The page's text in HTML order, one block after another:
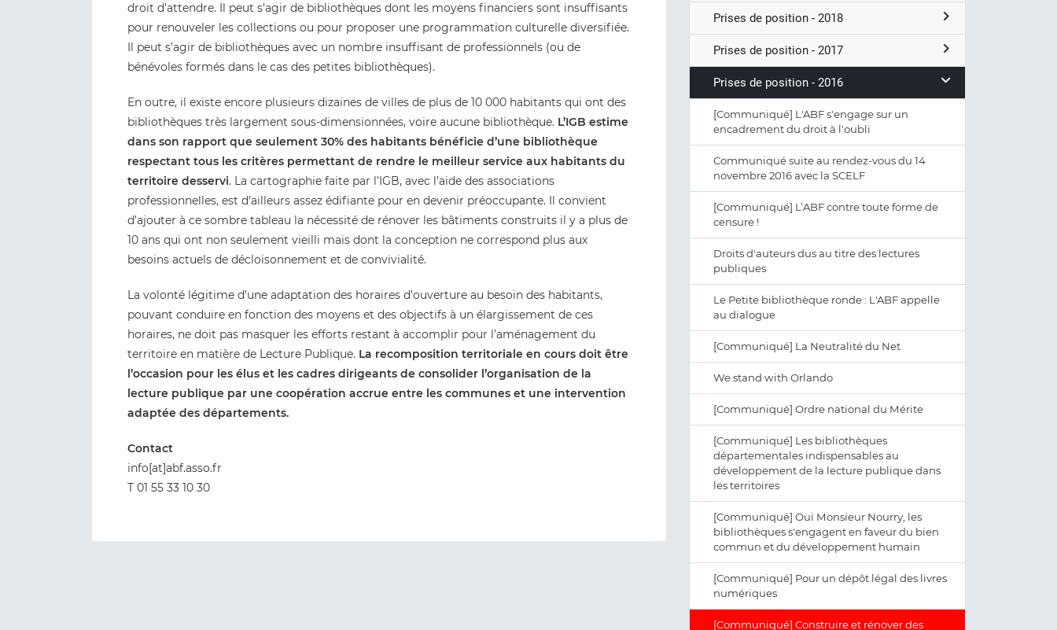
droit d’attendre. Il peut s’agir de bibliothèques dont les moyens financiers sont insuffisants
pour renouveler les collections ou pour proposer une programmation culturelle diversifiée.
Il peut s’agir de bibliothèques avec un nombre insuffisant de professionnels (ou de
bénévoles formés dans le cas des petites bibliothèques).
En outre, il existe encore plusieurs dizaines de villes de plus de 10 000 habitants qui ont des
bibliothèques très largement sous-dimensionnées, voire aucune bibliothèque. L’IGB estime
dans son rapport que seulement 30% des habitants bénéficie d’une bibliothèque
respectant tous les critères permettant de rendre le meilleur service aux habitants du
territoire desservi. La cartographie faite par l’IGB, avec l’aide des associations
professionnelles, est d’ailleurs assez édifiante pour en devenir préoccupante. Il convient
d’ajouter à ce sombre tableau la nécessité de rénover les bâtiments construits il y a plus de
10 ans qui ont non seulement vieilli mais dont la conception ne correspond plus aux
besoins actuels de décloisonnement et de convivialité.
La volonté légitime d’une adaptation des horaires d’ouverture au besoin des habitants,
pouvant conduire en fonction des moyens et des objectifs à un élargissement de ces
horaires, ne doit pas masquer les efforts restant à accomplir pour l’aménagement du
territoire en matière de Lecture Publique. La recomposition territoriale en cours doit être
l’occasion pour les élus et les cadres dirigeants de consolider l’organisation de la
lecture publique par une coopération accrue entre les communes et une intervention
adaptée des départements.
Contact
info[at]abf.asso.fr
T 01 55 33 10 30
Prises de position - 2018
Prises de position - 2017
Prises de position - 2016
[Communiqué] L'ABF s'engage sur un
encadrement du droit à l'oubli
Communiqué suite au rendez-vous du 14
novembre 2016 avec la SCELF
[Communiqué] L’ABF contre toute forme de
censure !
Droits d'auteurs dus au titre des lectures
publiques
Le Petite bibliothèque ronde : L'ABF appelle
au dialogue
[Communiqué] La Neutralité du Net
We stand with Orlando
[Communiqué] Ordre national du Mérite
[Communiqué] Les bibliothèques
départementales indispensables au
développement de la lecture publique dans
les territoires
[Communiqué] Oui Monsieur Nourry, les
bibliothèques s'engagent en faveur du bien
commun et du développement humain
[Communiqué] Pour un dépôt légal des livres
numériques
[Communiqué] Construire et rénover des